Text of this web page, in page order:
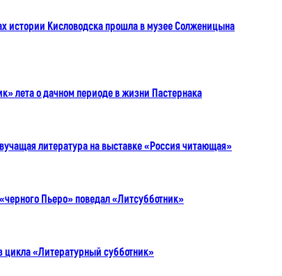
истории Кисловодска прошла в музее Солженицына
лета о дачном периоде в жизни Пастернака
литература на выставке «Россия читающая»
Пьеро» поведал «Литсубботник»
цикла «Литературный субботник»